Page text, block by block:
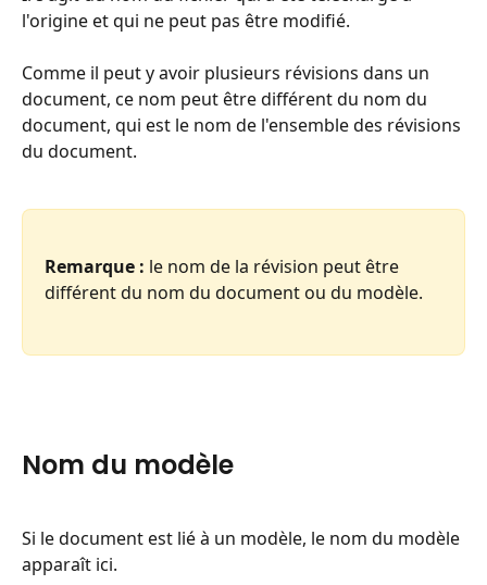
l'origine et qui ne peut pas être modifié.
Comme il peut y avoir plusieurs révisions dans un
document, ce nom peut être différent du nom du
document, qui est le nom de l'ensemble des révisions
du document.
Remarque : le nom de la révision peut être
différent du nom du document ou du modèle.
Nom du modèle
Si le document est lié à un modèle, le nom du modèle
apparaît ici.